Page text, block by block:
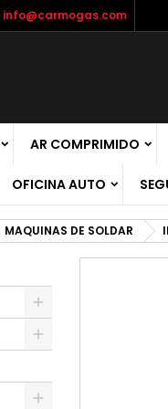
info@carmogas.com
AR COMPRIMIDO
OFICINA AUTO
MAQUINAS DE SOLDAR